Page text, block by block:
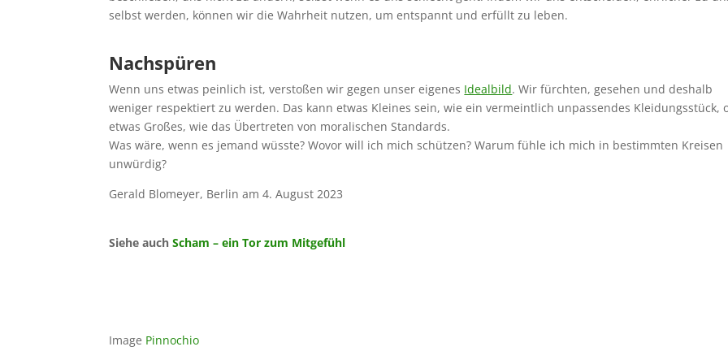
selbst werden, können wir die Wahrheit nutzen, um entspannt und erfüllt zu leben.
Nachspüren
Wenn uns etwas peinlich ist, verstoßen wir gegen unser eigenes Idealbild. Wir fürchten, gesehen und deshalb
weniger respektiert zu werden. Das kann etwas Kleines sein, wie ein vermeintlich unpassendes Kleidungsstück,
etwas Großes, wie das Übertreten von moralischen Standards.
Was wäre, wenn es jemand wüsste? Wovor will ich mich schützen? Warum fühle ich mich in bestimmten Kreisen
unwürdig?
Gerald Blomeyer, Berlin am 4. August 2023
Siehe auchScham – ein Tor zum Mitgefühl
Image Pinnochio